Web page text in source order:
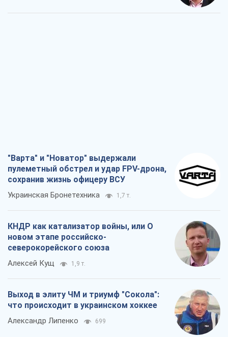
"Варта" и "Новатор" выдержали
пулеметный обстрел и удар FPV-дрона,
сохранив жизнь офицеру ВСУ
Украинская Бронетехника 1,7 т.
КНДР как катализатор войны, или О
новом этапе российско-
северокорейского союза
Алексей Кущ 1,9 т.
Выход в элиту ЧМ и триумф "Сокола":
что происходит в украинском хоккее
Александр Липенко 699